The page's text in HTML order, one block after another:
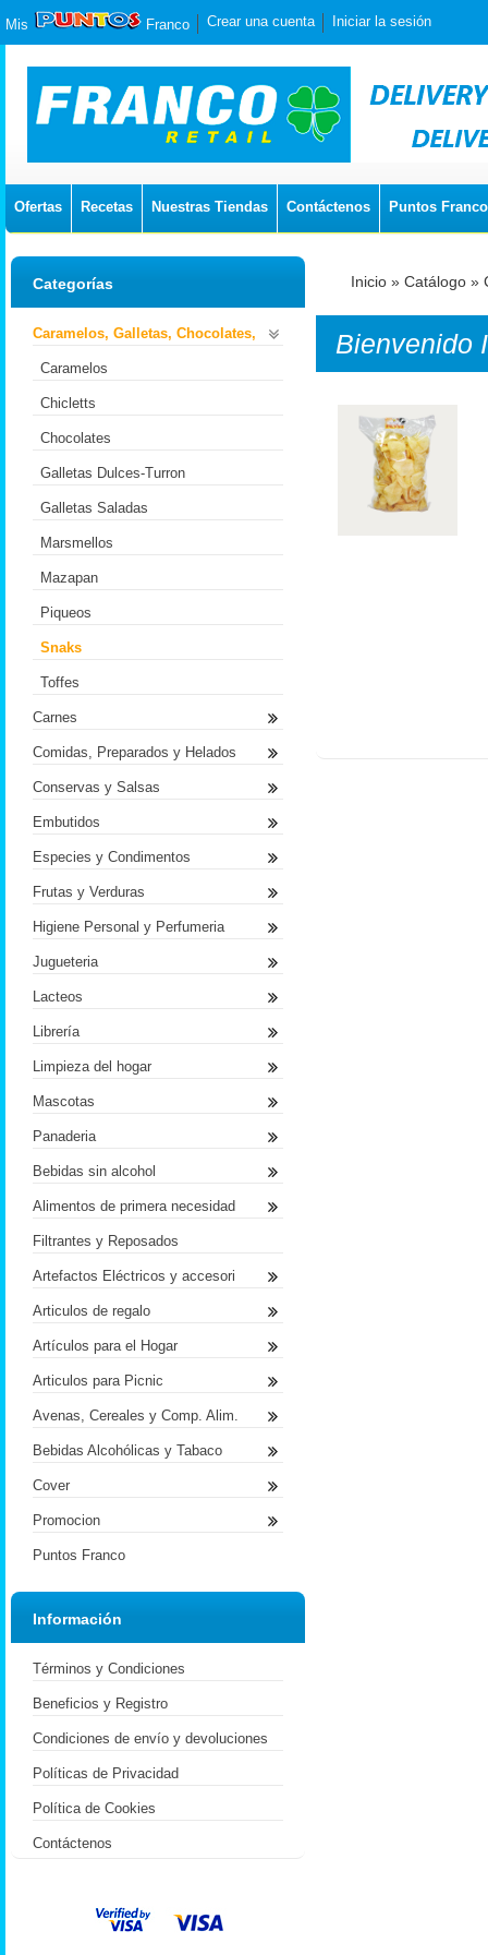
Mis Franco Crear una cuenta Iniciar la sesión
Ofertas Recetas Nuestras Tiendas Contáctenos Puntos Franco
Inicio » Catálogo »
Bienvenido
Categorías
Caramelos, Galletas, Chocolates,
Caramelos
Chicletts
Chocolates
Galletas Dulces-Turron
Galletas Saladas
Marsmellos
Mazapan
Piqueos
Snaks
Toffes
Carnes
Comidas, Preparados y Helados
Conservas y Salsas
Embutidos
Especies y Condimentos
Frutas y Verduras
Higiene Personal y Perfumeria
Jugueteria
Lacteos
Librería
Limpieza del hogar
Mascotas
Panaderia
Bebidas sin alcohol
Alimentos de primera necesidad
Filtrantes y Reposados
Artefactos Eléctricos y accesori
Articulos de regalo
Artículos para el Hogar
Articulos para Picnic
Avenas, Cereales y Comp. Alim.
Bebidas Alcohólicas y Tabaco
Cover
Promocion
Puntos Franco
Información
Términos y Condiciones
Beneficios y Registro
Condiciones de envío y devoluciones
Políticas de Privacidad
Política de Cookies
Contáctenos